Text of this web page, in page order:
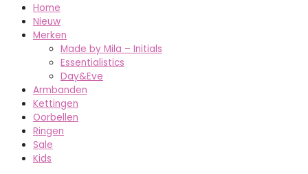
Home
Nieuw
Merken
Made by Mila – Initials
Essentialistics
Day&Eve
Armbanden
Kettingen
Oorbellen
Ringen
Sale
Kids